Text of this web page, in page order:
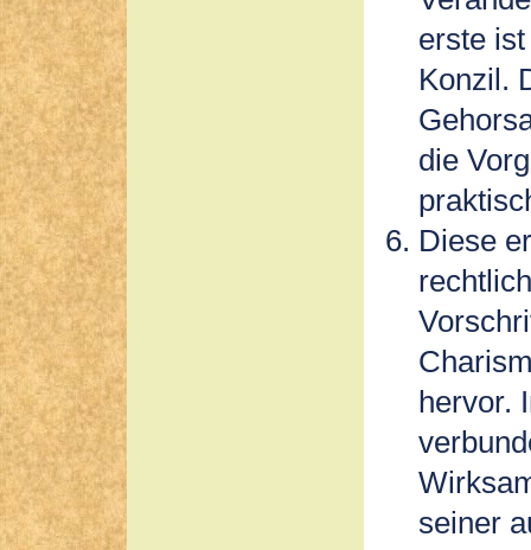
erste
Konzil.
die
Diese
hervor.
seiner